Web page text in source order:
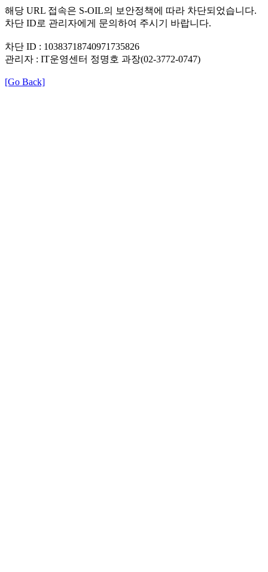
해당 URL 접속은 S-OIL의 보안정책에 따라 차단되었습니다.
차단 ID로 관리자에게 문의하여 주시기 바랍니다.
차단 ID : 10383718740971735826
관리자 : IT운영센터 정명호 과장(02-3772-0747)
[Go Back]